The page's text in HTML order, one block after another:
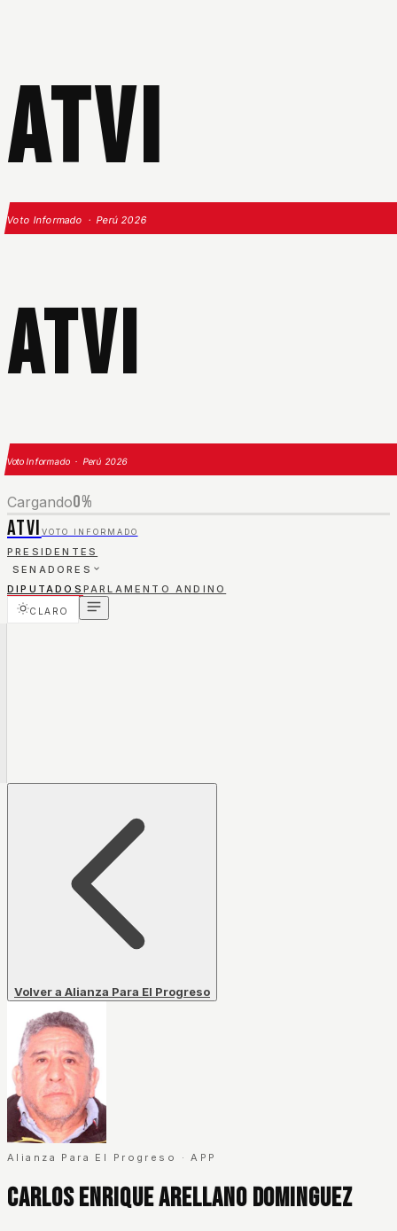
ATVI
Voto Informado · Perú 2026
ATVI
Voto Informado · Perú 2026
Cargando0%
ATVI VOTO INFORMADO
PRESIDENTES
SENADORES
DIPUTADOS PARLAMENTO ANDINO
CLARO
Volver a Alianza Para El Progreso
Alianza Para El Progreso ·APP
Carlos Enrique Arellano Dominguez